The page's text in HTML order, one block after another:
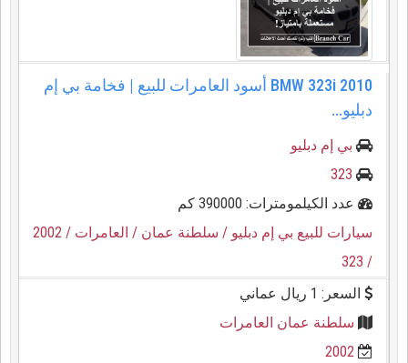
BMW 323i 2010 أسود العامرات للبيع | فخامة بي إم
دبليو...
بي إم دبليو
323
عدد الكيلمومترات: 390000 كم
سيارات للبيع بي إم دبليو / سلطنة عمان / العامرات / 2002
/ 323
السعر: 1 ريال عماني
سلطنة عمان العامرات
2002